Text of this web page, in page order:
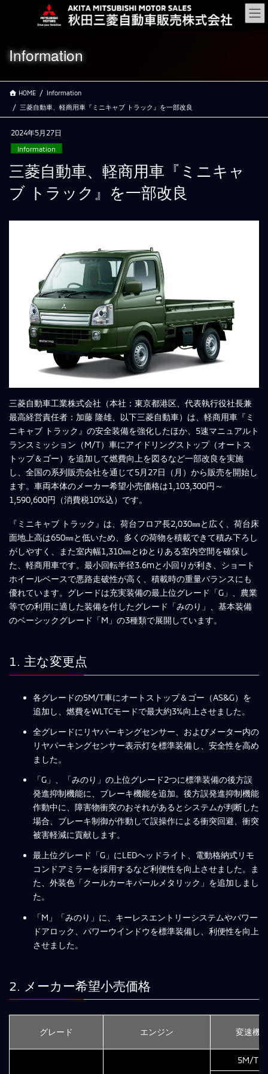
移
ン
動
Information
HOME
Information
三菱自動車、軽商用車『ミニキャブ トラック』を一部改良
2024年5月27日
Information
三菱自動車、軽商用車『ミニキャ
ブ トラック』を一部改良
三菱自動車工業株式会社（本社：東京都港区、代表執行役社長兼
最高経営責任者：加藤 隆雄、以下三菱自動車）は、軽商用車『ミ
ニキャブ トラック』の安全装備を強化したほか、5速マニュアルト
ランスミッション（M/T）車にアイドリングストップ（オートス
トップ＆ゴー）を追加して燃費向上を図るなど一部改良を実施
し、全国の系列販売会社を通じて5月27日（月）から販売を開始し
ます。車両本体のメーカー希望小売価格は1,103,300円～
1,590,600円（消費税10%込）です。
『ミニキャブ トラック』は、荷台フロア長2,030㎜と広く、荷台床
面地上高は650㎜と低いため、多くの荷物を積載できて積み下ろし
がしやすく、また室内幅1,310㎜とゆとりある室内空間を確保し
た、軽商用車です。最小回転半径3.6mと小回りが利き、ショート
ホイールベースで悪路走破性が高く、積載時の重量バランスにも
優れています。グレードは充実装備の最上位グレード「G」、農業
等での利用に適した装備を付したグレード「みのり」、基本装備
のベーシックグレード「M」の3種類で展開しています。
1. 主な変更点
各グレードの5M/T車にオートストップ＆ゴー（AS&G）を
追加し、燃費をWLTCモードで最大約3%向上させました。
全グレードにリヤパーキングセンサー、およびメーター内の
リヤパーキングセンサー表示灯を標準装備し、安全性を高め
ました。
「G」、「みのり」の上位グレード2つに標準装備の後方誤
発進抑制機能に、ブレーキ機能を追加。後方誤発進抑制機能
作動中に、障害物衝突のおそれがあるとシステムが判断した
場合、ブレーキ制御が作動して誤操作による衝突回避、衝突
被害軽減に貢献します。
最上位グレード「G」にLEDヘッドライト、電動格納式リモ
コンドアミラーを採用するなど利便性を向上させました。ま
た、外装色「クールカーキパールメタリック」を追加しまし
た。
「M」「みのり」に、キーレスエントリーシステムやパワー
ドアロック、パワーウインドウを標準装備し、利便性を向上
させました。
2. メーカー希望小売価格
グレード エンジン 変速機
5M/T